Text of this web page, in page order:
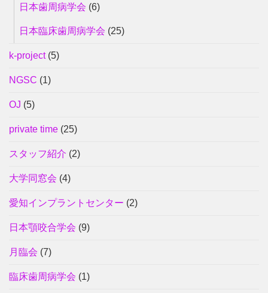
日本歯周病学会 (6)
日本臨床歯周病学会 (25)
k-project(5)
NGSC (1)
OJ (5)
private time (25)
スタッフ紹介 (2)
大学同窓会 (4)
愛知インプラントセンター (2)
日本顎咬合学会 (9)
月臨会 (7)
臨床歯周病学会 (1)